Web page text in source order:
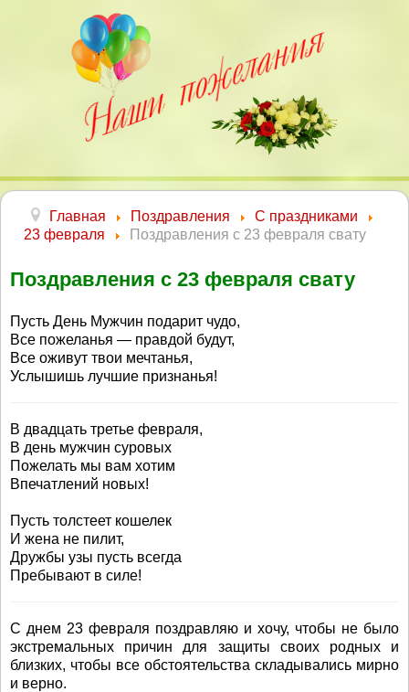
Главная Поздравления
С праздниками
23 февраля
Поздравления с 23 февраля свату
Поздравления с 23 февраля свату
Пусть День Мужчин подарит чудо,
Все пожеланья — правдой будут,
Все оживут твои мечтанья,
Услышишь лучшие признанья!
В двадцать третье февраля,
В день мужчин суровых
Пожелать мы вам хотим
Впечатлений новых!
Пусть толстеет кошелек
И жена не пилит,
Дружбы узы пусть всегда
Пребывают в силе!
С днем 23 февраля поздравляю и хочу, чтобы не было
экстремальных причин для защиты своих родных и
близких, чтобы все обстоятельства складывались мирно
и верно.